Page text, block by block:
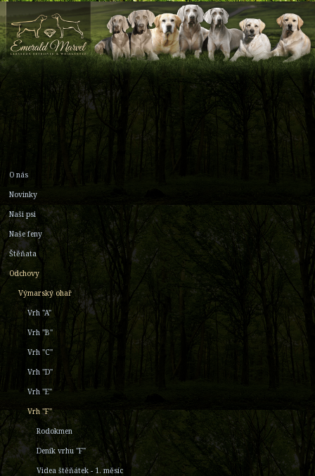
O nás
Novinky
Naši psi
Naše feny
Štěňata
Odchovy
Výmarský ohař
Vrh "A"
Vrh "B"
Vrh "C"
Vrh "D"
Vrh "E"
Vrh "F"
Rodokmen
Deník vrhu "F"
Videa štěňátek - 1. měsíc